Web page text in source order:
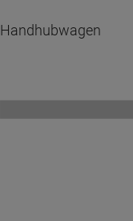
Handhubwagen